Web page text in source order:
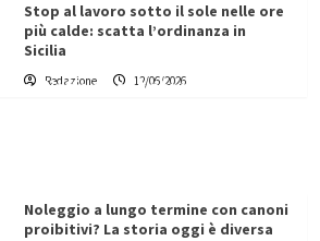
Stop al lavoro sotto il sole nelle ore
più calde: scatta l’ordinanza in
Sicilia
Redazione 12/06/2026
d’affari contribuisce
Noleggio a lungo termine con canoni
proibitivi? La storia oggi è diversa